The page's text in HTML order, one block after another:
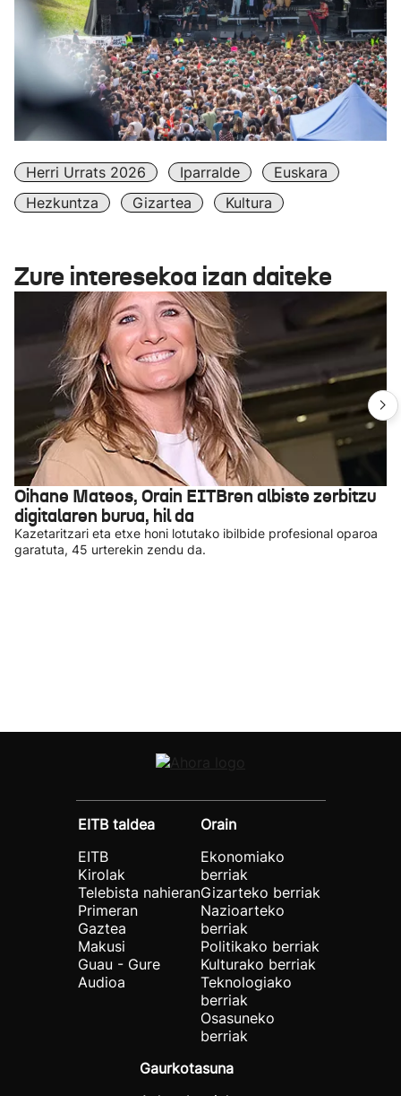
Herri Urrats 2026 Iparralde
Euskara
Hezkuntza
Gizartea Kultura
Zure interesekoa izan daiteke
Oihane Mateos, Orain EITBren albiste zerbitzu
digitalaren burua, hil da
Kazetaritzari eta etxe honi lotutako ibilbide profesional oparoa
garatuta, 45 urterekin zendu da.
EITB taldea
EITB
Kirolak
Telebista nahieran
Primeran
Gaztea
Makusi
Guau - Gure
Audioa
Orain
Ekonomiako
berriak
Gizarteko berriak
Nazioarteko
berriak
Politikako berriak
Kulturako berriak
Teknologiako
berriak
Osasuneko
berriak
Gaurkotasuna